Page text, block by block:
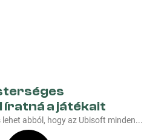
íratná a játékait
abból, hogy az Ubisoft minden